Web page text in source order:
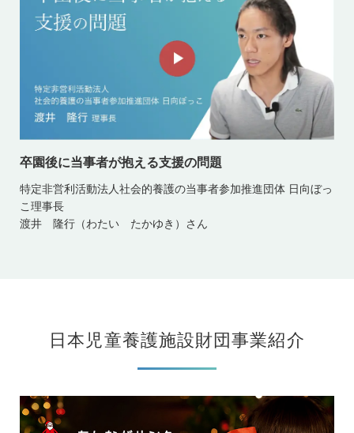
卒園後に当事者が抱える支援の問題
特定非営利活動法人社会的養護の当事者参加推進団体 日向ぼっ
こ理事長
渡井 隆行（わたい たかゆき）さん
日本児童養護施設財団事業紹介